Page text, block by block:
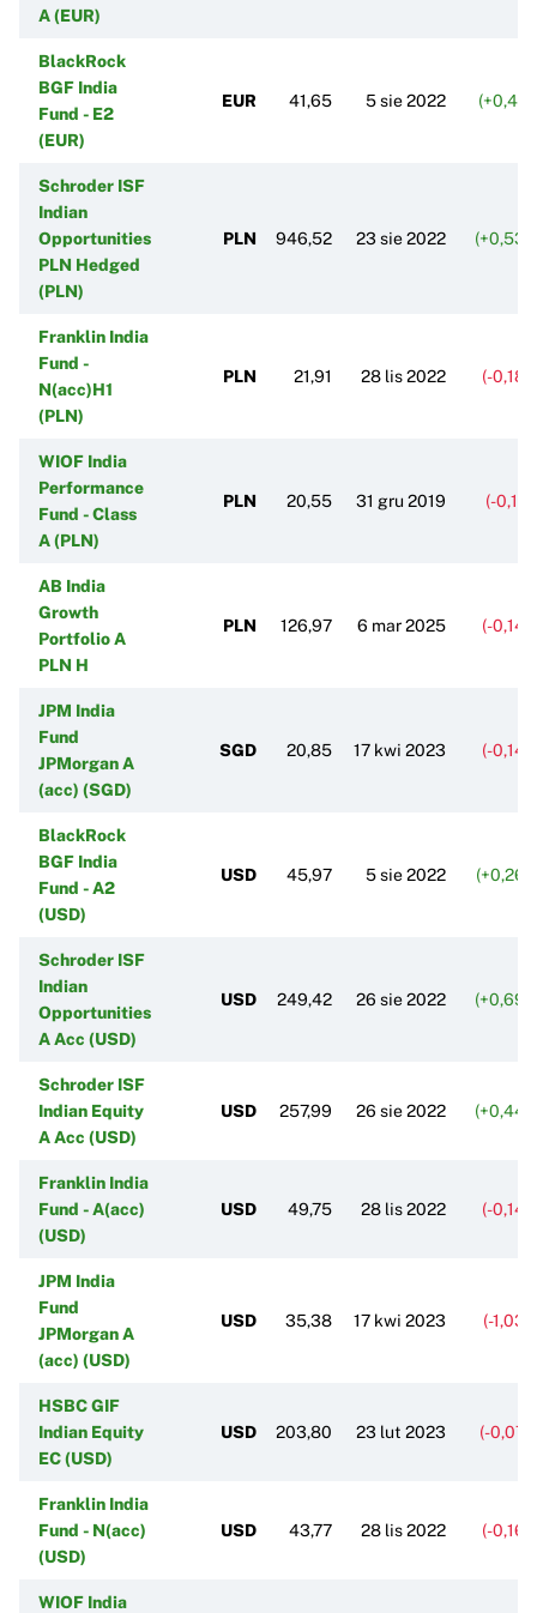
A (EUR)
BlackRock
BGF India
Fund - E2
(EUR)
EUR 41,65 5 sie 2022
Schroder ISF
Indian
Opportunities
PLN Hedged
(PLN)
PLN 946,52 23 sie 2022
Franklin India
Fund -
N(acc)H1
(PLN)
PLN 21,91 28 lis 2022 (-
WIOF India
Performance
Fund - Class
A (PLN)
PLN 20,55 31 gru 2019 (-
AB India
Growth
Portfolio A
PLN H
PLN 126,97 6 mar 2025 (-
JPM India
Fund
JPMorgan A
(acc) (SGD)
SGD 20,85 17 kwi 2023 (-
BlackRock
BGF India
Fund - A2
(USD)
USD 45,97 5 sie 2022
Schroder ISF
Indian
Opportunities
A Acc (USD)
USD 249,42 26 sie 2022
Schroder ISF
Indian Equity
A Acc (USD)
USD 257,99 26 sie 2022
Franklin India
Fund - A(acc)
(USD)
USD 49,75 28 lis 2022 (-
JPM India
Fund
JPMorgan A
(acc) (USD)
USD 35,38 17 kwi 2023 (-
HSBC GIF
Indian Equity
EC (USD)
USD 203,80 23 lut 2023 (-
Franklin India
Fund - N(acc)
(USD)
USD 43,77 28 lis 2022 (-
WIOF India